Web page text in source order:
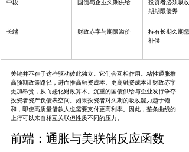
中段 国债与企业久期供给
投资者必须吸收
期期限债券
长端 财政赤字与期限溢价
持有长期久期需
补偿
关键并不在于这些驱动彼此独立。它们会互相作用。粘性通胀推
高预期政策路径，进而推高融资成本。更高融资成本让财政赤字
更加昂贵，从而恶化财政算术。沉重的国债供给与企业发行争夺
投资者资产负债表空间。如果投资者对久期的吸收能力趋于饱
和，即使高质量借款人也需要支付更高利率。因此，整条曲线的
上行可以来自相互关联但性质不同的压力。
前端：通胀与美联储反应函数